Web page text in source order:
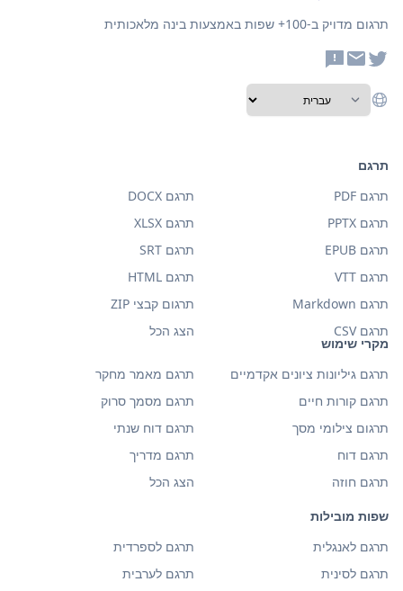
תרגום מדויק ב-100+ שפות באמצעות בינה מלאכותית
מקרי שימוש
תרגם גיליונות ציונים אקדמיים
תרגם מאמר מחקר
תרגם קורות חיים
תרגם מסמך סרוק
תרגום צילומי מסך
תרגם דוח שנתי
תרגם דוח
תרגם מדריך
תרגם חוזה
הצג הכל
שפות מובילות
תרגם לאנגלית
תרגם לספרדית
תרגם לסינית
תרגם לערבית
תרגם
תרגם PDF
תרגם DOCX
תרגם PPTX
תרגם XLSX
תרגם EPUB
תרגם SRT
תרגם VTT
תרגם HTML
תרגם Markdown
תרגום קבצי ZIP
תרגם CSV
הצג הכל